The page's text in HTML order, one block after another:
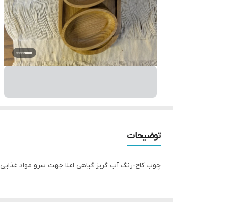
توضیحات
چوب کاج-رنگ آب گریز گیاهی اعلا جهت سرو مواد غذایی